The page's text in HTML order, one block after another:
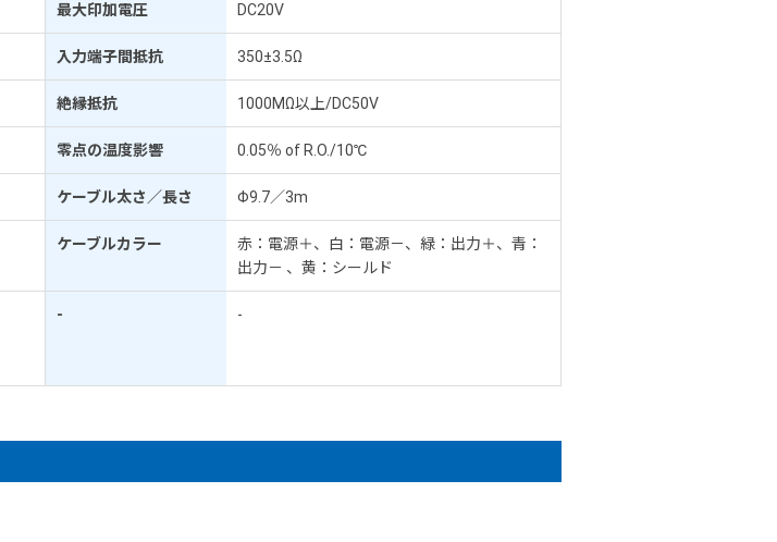
最大印加電圧 DC20V
入力端子間抵抗 350±3.5Ω
絶縁抵抗 1000MΩ以上/DC50V
零点の温度影響 0.05％ of R.O./10℃
ケーブル太さ／長さ Φ9.7／3m
ケーブルカラー
赤：電源＋、白：電源－、緑：出力＋、青：
出力－ 、黄：シールド
- -